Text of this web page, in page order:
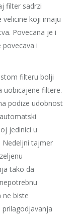
filter sadrzi
velicine koji imaju
Povecana je i
povecava i
filteru bolji
uobicajene filtere.
podize udobnost
jedinici u
Nedeljni tajmer
tako da
ne biste
prilagodjavanja